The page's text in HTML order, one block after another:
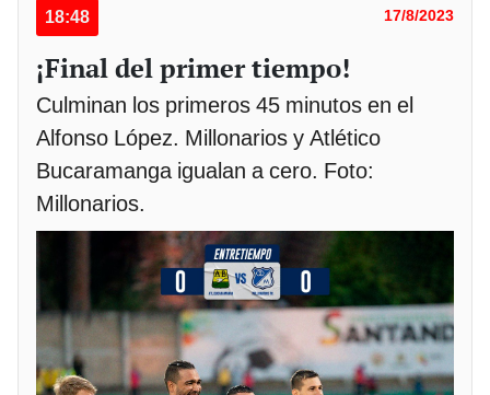
18:48 17/8/2023
¡Final del primer tiempo!
Culminan los primeros 45 minutos en el
Alfonso López. Millonarios y Atlético
Bucaramanga igualan a cero. Foto:
Millonarios.